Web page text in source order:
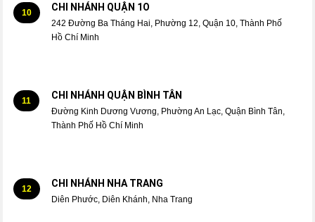
10 CHI NHÁNH QUẬN 1O
242 Đường Ba Tháng Hai, Phường 12, Quận 10, Thành Phố
Hồ Chí Minh
11 CHI NHÁNH QUẬN BÌNH TÂN
Đường Kinh Dương Vương, Phường An Lạc, Quận Bình Tân,
Thành Phố Hồ Chí Minh
12 CHI NHÁNH NHA TRANG
Diên Phước, Diên Khánh, Nha Trang